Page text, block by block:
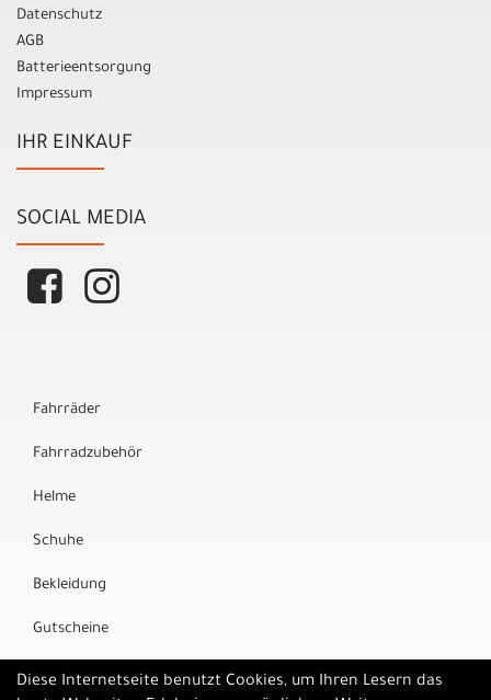
Datenschutz
AGB
Batterieentsorgung
Impressum
IHR EINKAUF
SOCIAL MEDIA
Fahrräder
Fahrradzubehör
Helme
Schuhe
Bekleidung
Gutscheine
Marken
Diese Internetseite benutzt Cookies, um Ihren Lesern das